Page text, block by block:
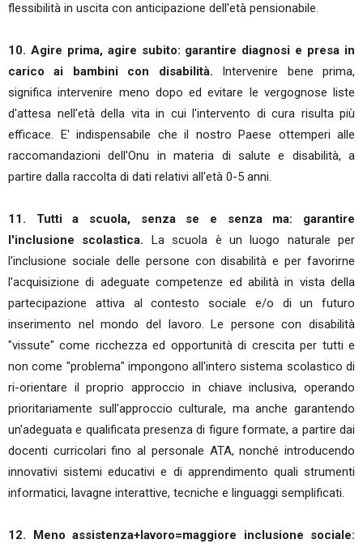
flessibilità in uscita con anticipazione dell'età pensionabile.
10. Agire prima, agire subito: garantire diagnosi e presa in
carico ai bambini con disabilità. Intervenire bene prima,
significa intervenire meno dopo ed evitare le vergognose liste
d'attesa nell'età della vita in cui l'intervento di cura risulta più
efficace. E' indispensabile che il nostro Paese ottemperi alle
raccomandazioni dell'Onu in materia di salute e disabilità, a
partire dalla raccolta di dati relativi all'età 0-5 anni.
11. Tutti a scuola, senza se e senza ma: garantire
l'inclusione scolastica. La scuola è un luogo naturale per
l'inclusione sociale delle persone con disabilità e per favorirne
l'acquisizione di adeguate competenze ed abilità in vista della
partecipazione attiva al contesto sociale e/o di un futuro
inserimento nel mondo del lavoro. Le persone con disabilità
"vissute" come ricchezza ed opportunità di crescita per tutti e
non come "problema" impongono all'intero sistema scolastico di
ri-orientare il proprio approccio in chiave inclusiva, operando
prioritariamente sull'approccio culturale, ma anche garantendo
un'adeguata e qualificata presenza di figure formate, a partire dai
docenti curricolari fino al personale ATA, nonché introducendo
innovativi sistemi educativi e di apprendimento quali strumenti
informatici, lavagne interattive, tecniche e linguaggi semplificati.
12. Meno assistenza+lavoro=maggiore inclusione sociale: